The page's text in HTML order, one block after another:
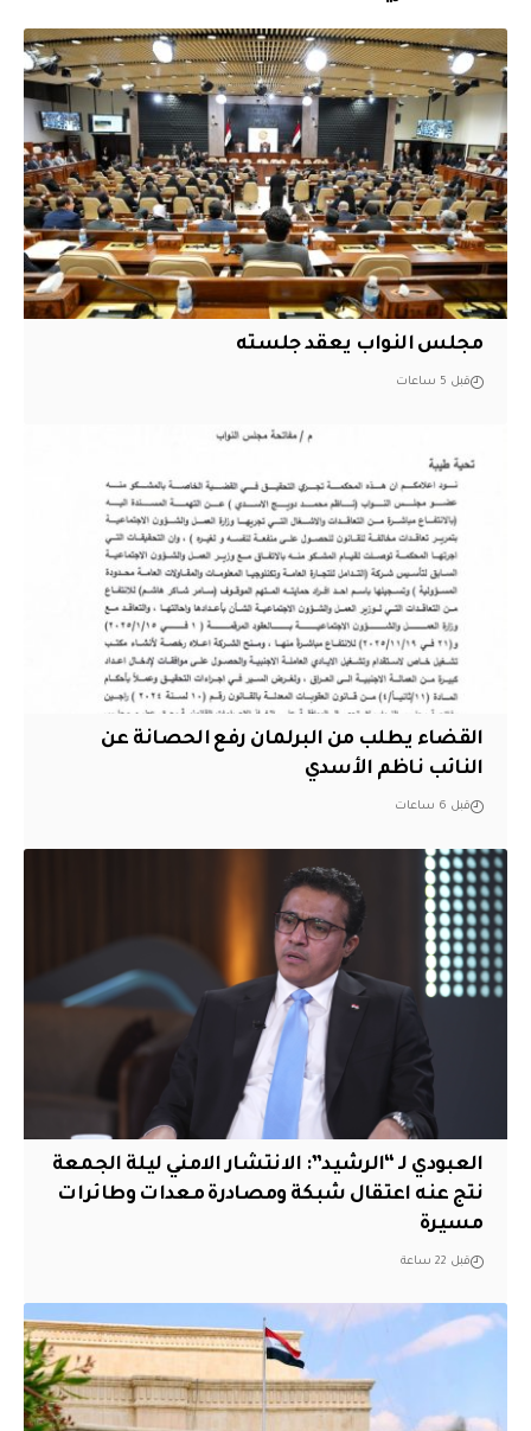
مجلس النواب يعقد جلسته
قبل 5 ساعات
القضاء يطلب من البرلمان رفع الحصانة عن
النائب ناظم الأسدي
قبل 6 ساعات
العبودي لـ “الرشيد”: الانتشار الامني ليلة الجمعة
نتج عنه اعتقال شبكة ومصادرة معدات وطائرات
مسيرة
قبل 22 ساعة